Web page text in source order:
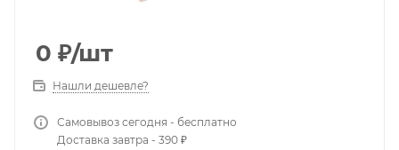
0 ₽/шт
Нашли дешевле?
Самовывоз сегодня - бесплатно
Доставка завтра - 390 ₽